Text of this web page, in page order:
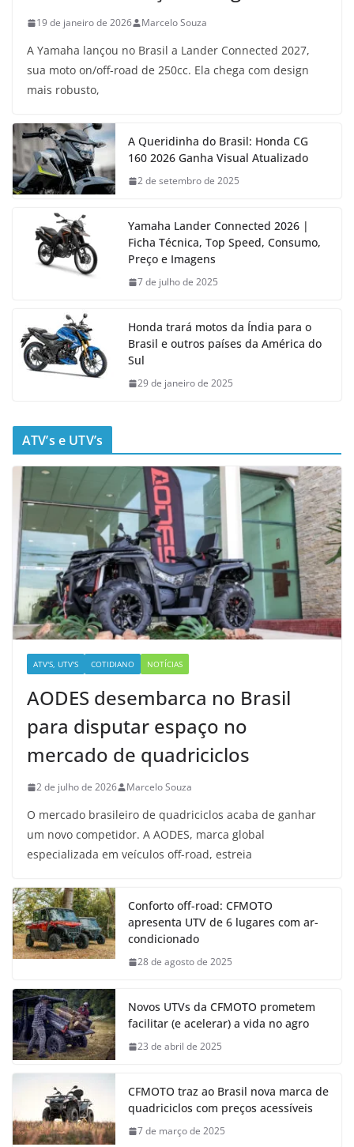
19 de janeiro de 2026 Marcelo Souza
A Yamaha lançou no Brasil a Lander Connected 2027,
sua moto on/off-road de 250cc. Ela chega com design
mais robusto,
A Queridinha do Brasil: Honda CG
160 2026 Ganha Visual Atualizado
2 de setembro de 2025
Yamaha Lander Connected 2026 |
Ficha Técnica, Top Speed, Consumo,
Preço e Imagens
7 de julho de 2025
Honda trará motos da Índia para o
Brasil e outros países da América do
Sul
29 de janeiro de 2025
ATV’s e UTV’s
ATV'S, UTV'S COTIDIANO NOTÍCIAS
AODES desembarca no Brasil
para disputar espaço no
mercado de quadriciclos
2 de julho de 2026 Marcelo Souza
O mercado brasileiro de quadriciclos acaba de ganhar
um novo competidor. A AODES, marca global
especializada em veículos off-road, estreia
Conforto off-road: CFMOTO
apresenta UTV de 6 lugares com ar-
condicionado
28 de agosto de 2025
Novos UTVs da CFMOTO prometem
facilitar (e acelerar) a vida no agro
23 de abril de 2025
CFMOTO traz ao Brasil nova marca de
quadriciclos com preços acessíveis
7 de março de 2025